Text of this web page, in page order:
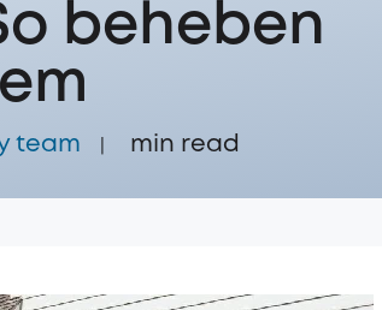
beheben
team min read